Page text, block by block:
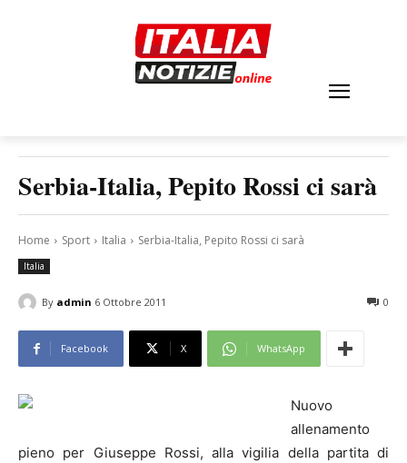
Serbia-Italia, Pepito Rossi ci sarà
Home Sport Italia Serbia-Italia, Pepito Rossi ci sarà
Italia
By admin 6 Ottobre 2011 0
Facebook X WhatsApp
Nuovo
allenamento
pieno per Giuseppe Rossi, alla vigilia della partita di